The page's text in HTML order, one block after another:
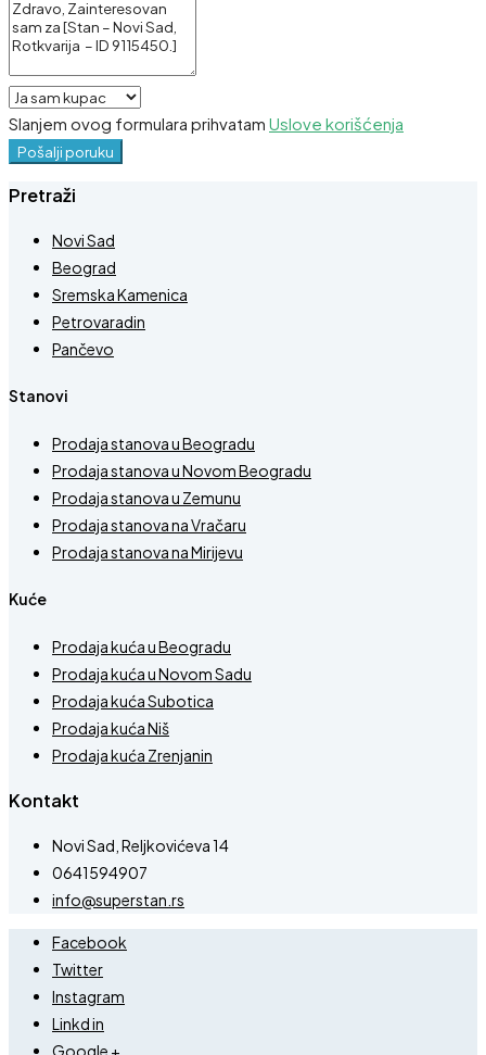
Slanjem ovog formulara prihvatam Uslove korišćenja
Pošalji poruku
Pretraži
Novi Sad
Beograd
Sremska Kamenica
Petrovaradin
Pančevo
Stanovi
Prodaja stanova u Beogradu
Prodaja stanova u Novom Beogradu
Prodaja stanova u Zemunu
Prodaja stanova na Vračaru
Prodaja stanova na Mirijevu
Kuće
Prodaja kuća u Beogradu
Prodaja kuća u Novom Sadu
Prodaja kuća Subotica
Prodaja kuća Niš
Prodaja kuća Zrenjanin
Kontakt
Novi Sad, Reljkovićeva 14
0641594907
info@superstan.rs
Facebook
Twitter
Instagram
Linkd in
Google +